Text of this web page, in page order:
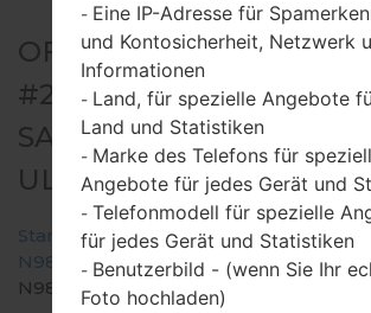
OFFIZIELLER
#291913 FÜR SM-
SAMSUNGGALAXY
ULTRA 5G
Startseite →Galaxy Note 20 Ultra 5G
N986B
→SM-
- Eine IP-Adresse für
und Kontosicherheit, Netzwerk
Informationen
- Land, für spezielle Angebote
Land und Statistiken
- Marke des Telefons für
Angebote für jedes Gerät und
- Telefonmodell für spezielle
für jedes Gerät und Statistiken
- Benutzerbild - (wenn Sie Ihr
Foto hochladen)